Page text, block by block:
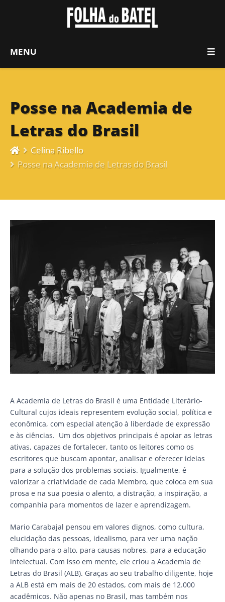
MENU
Posse na Academia de
Letras do Brasil
Celina Ribello
Posse na Academia de Letras do Brasil
A Academia de Letras do Brasil é uma Entidade Literário-
Cultural cujos ideais representem evolução social, política e
econômica, com especial atenção à liberdade de expressão
e às ciências. Um dos objetivos principais é apoiar as letras
ativas, capazes de fortalecer, tanto os leitores como os
escritores que buscam apontar, analisar e oferecer ideias
para a solução dos problemas sociais. Igualmente, é
valorizar a criatividade de cada Membro, que coloca em sua
prosa e na sua poesia o alento, a distração, a inspiração, a
companhia para momentos de lazer e aprendizagem.
Mario Carabajal pensou em valores dignos, como cultura,
elucidação das pessoas, idealismo, para ver uma nação
olhando para o alto, para causas nobres, para a educação
intelectual. Com isso em mente, ele criou a Academia de
Letras do Brasil (ALB). Graças ao seu trabalho diligente, hoje
a ALB está em mais de 20 estados, com mais de 12.000
acadêmicos. Não apenas no Brasil, mas também nos